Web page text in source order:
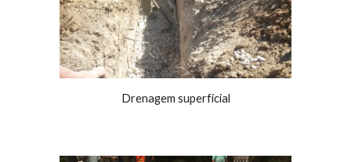
Drenagem superficial